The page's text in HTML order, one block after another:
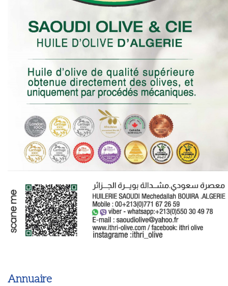
Annuaire